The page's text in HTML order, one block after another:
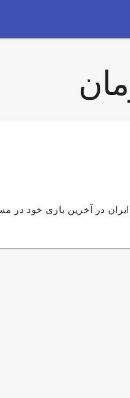
در آخرین بازی خود در